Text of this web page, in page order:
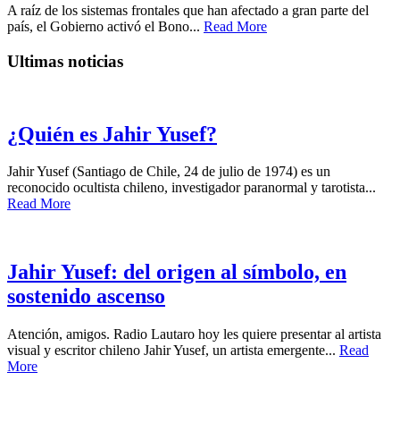
A raíz de los sistemas frontales que han afectado a gran parte del
país, el Gobierno activó el Bono... Read More
Ultimas noticias
¿Quién es Jahir Yusef?
Jahir Yusef (Santiago de Chile, 24 de julio de 1974) es un
reconocido ocultista chileno, investigador paranormal y tarotista...
Read More
Jahir Yusef: del origen al símbolo, en
sostenido ascenso
Atención, amigos. Radio Lautaro hoy les quiere presentar al artista
visual y escritor chileno Jahir Yusef, un artista emergente... Read
More